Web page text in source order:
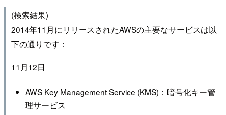
(検索結果)
2014年11月にリリースされたAWSの主要なサービスは以
下の通りです：
11月12日
AWS Key Management Service (KMS)：暗号化キー管
理サービス